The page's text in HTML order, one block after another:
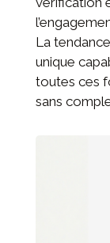
La
unique
toutes ces
sans